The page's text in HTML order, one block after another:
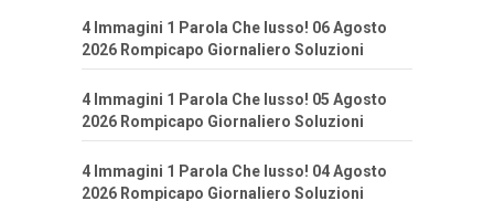
4 Immagini 1 Parola Che lusso! 06 Agosto
2026 Rompicapo Giornaliero Soluzioni
4 Immagini 1 Parola Che lusso! 05 Agosto
2026 Rompicapo Giornaliero Soluzioni
4 Immagini 1 Parola Che lusso! 04 Agosto
2026 Rompicapo Giornaliero Soluzioni